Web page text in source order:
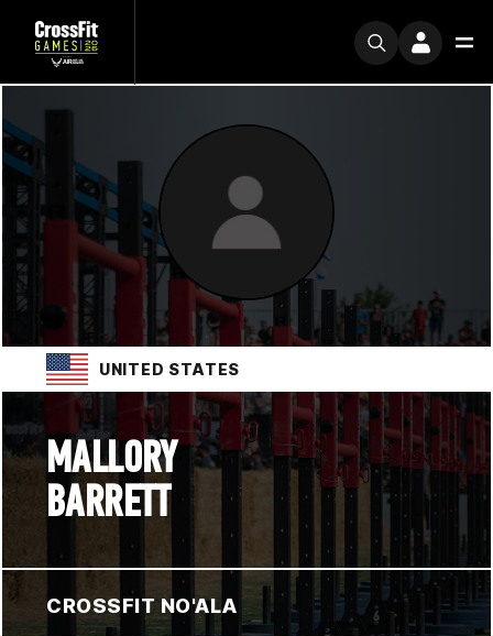
UNITED STATES
MALLORY
BARRETT
CROSSFIT NO'ALA